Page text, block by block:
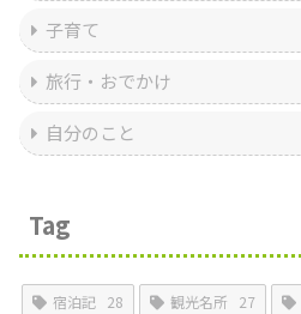
子育て
旅行・おでかけ
自分のこと
Tag
宿泊記 28 観光名所 27